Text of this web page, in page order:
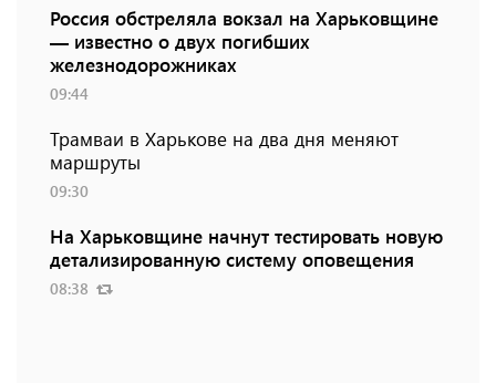
Россия обстреляла вокзал на Харьковщине
— известно о двух погибших
железнодорожниках
09:44
Трамваи в Харькове на два дня меняют
маршруты
09:30
На Харьковщине начнут тестировать новую
детализированную систему оповещения
08:38